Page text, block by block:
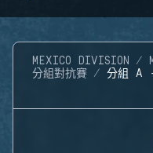
MEXICO DIVISION
分組對抗賽
分組 A